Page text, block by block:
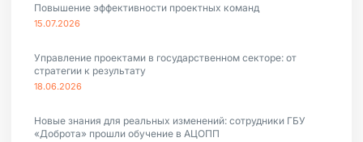
Повышение эффективности проектных команд
15.07.2026
Управление проектами в государственном секторе: от
стратегии к результату
18.06.2026
Новые знания для реальных изменений: сотрудники ГБУ
«Доброта» прошли обучение в АЦОПП